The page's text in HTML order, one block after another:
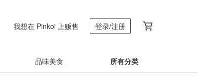
我想在 Pinkoi 上贩售 登录/注册
品味美食 所有分类